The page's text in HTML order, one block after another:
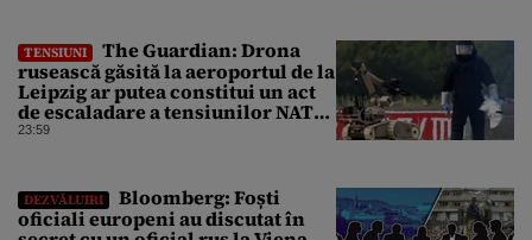
TENSIUNI
The Guardian: Drona
rusească găsită la aeroportul de la
Leipzig ar putea constitui un act
de escaladare a tensiunilor NATO-
Rusia
23:59
DEZVĂLUIRI
Bloomberg: Foști
oficiali europeni au discutat în